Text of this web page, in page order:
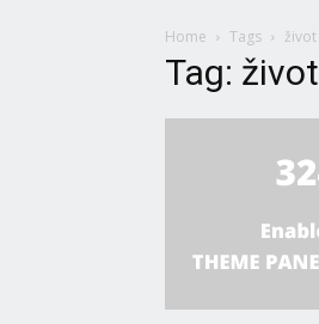
Home Tags život
Tag: život